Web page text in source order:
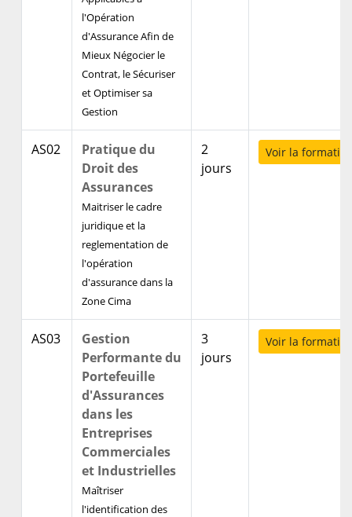
l'Opération
d'Assurance Afin de
Mieux Négocier le
Contrat, le Sécuriser
et Optimiser sa
Gestion
AS02
Pratique du
Droit des
Assurances
Maitriser le cadre
juridique et la
reglementation de
l'opération
d'assurance dans la
Zone Cima
2
jours
Voir la
AS03
Gestion
Performante du
Portefeuille
d'Assurances
dans les
Entreprises
Commerciales
et Industrielles
Maîtriser
l'identification des
3
jours
Voir la